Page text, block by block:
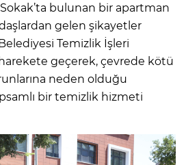
bulunan bir apartman
gelen şikayetler
Temizlik İşleri
geçerek, çevrede kötü
neden olduğu
bir temizlik hizmeti